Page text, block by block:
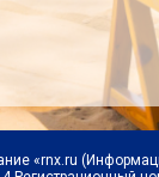
«rnx.ru